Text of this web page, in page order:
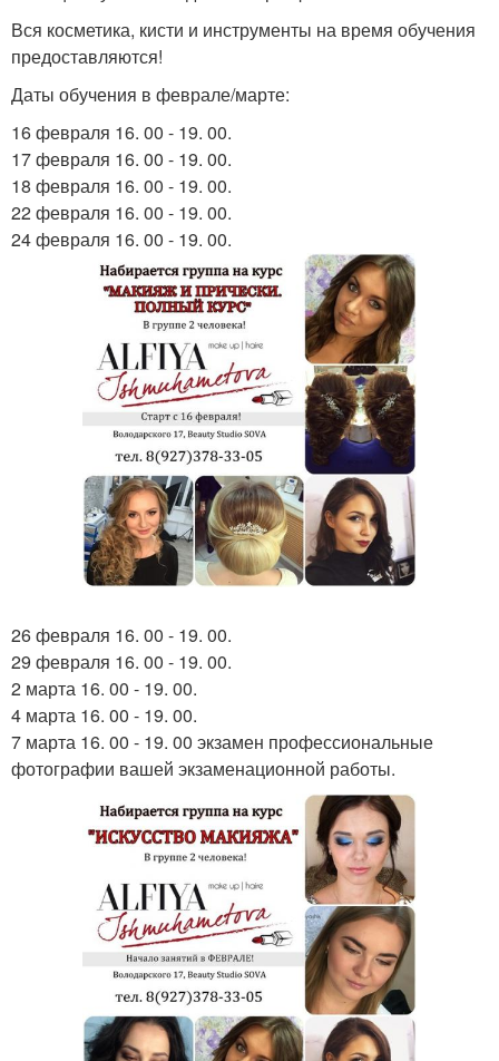
Вся косметика, кисти и инструменты на время обучения
предоставляются!
Даты обучения в феврале/марте:
16 февраля 16. 00 - 19. 00.
17 февраля 16. 00 - 19. 00.
18 февраля 16. 00 - 19. 00.
22 февраля 16. 00 - 19. 00.
24 февраля 16. 00 - 19. 00.
26 февраля 16. 00 - 19. 00.
29 февраля 16. 00 - 19. 00.
2 марта 16. 00 - 19. 00.
4 марта 16. 00 - 19. 00.
7 марта 16. 00 - 19. 00 экзамен профессиональные
фотографии вашей экзаменационной работы.